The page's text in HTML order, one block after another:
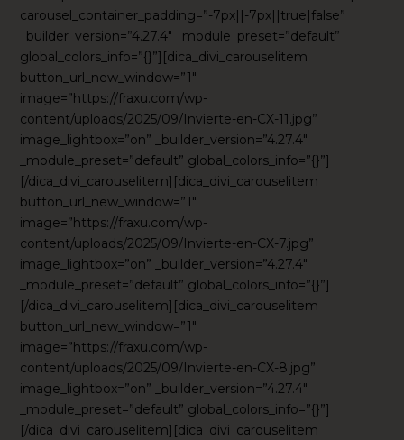
carousel_container_padding=”-7px||-7px||true|false”
_builder_version=”4.27.4″ _module_preset=”default”
global_colors_info=”{}”][dica_divi_carouselitem
button_url_new_window=”1″
image=”https://fraxu.com/wp-
content/uploads/2025/09/Invierte-en-CX-11.jpg”
image_lightbox=”on” _builder_version=”4.27.4″
_module_preset=”default” global_colors_info=”{}”]
[/dica_divi_carouselitem][dica_divi_carouselitem
button_url_new_window=”1″
image=”https://fraxu.com/wp-
content/uploads/2025/09/Invierte-en-CX-7.jpg”
image_lightbox=”on” _builder_version=”4.27.4″
_module_preset=”default” global_colors_info=”{}”]
[/dica_divi_carouselitem][dica_divi_carouselitem
button_url_new_window=”1″
image=”https://fraxu.com/wp-
content/uploads/2025/09/Invierte-en-CX-8.jpg”
image_lightbox=”on” _builder_version=”4.27.4″
_module_preset=”default” global_colors_info=”{}”]
[/dica_divi_carouselitem][dica_divi_carouselitem